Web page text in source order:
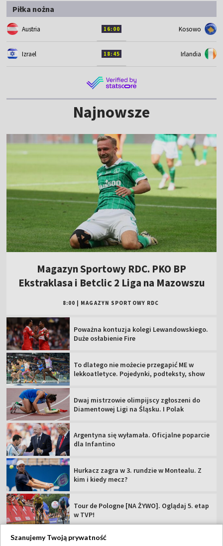
Piłka nożna
Austria 16:00 Kosowo
Izrael 18:45 Irlandia
Najnowsze
Magazyn Sportowy RDC. PKO BP
Ekstraklasa i Betclic 2 Liga na Mazowszu
8:00 MAGAZYN SPORTOWY RDC
Poważna kontuzja kolegi Lewandowskiego.
Duże osłabienie Fire
To dlatego nie możecie przegapić ME w
lekkoatletyce. Pojedynki, podteksty, show
Dwaj mistrzowie olimpijscy zgłoszeni do
Diamentowej Ligi na Śląsku. I Polak
Argentyna się wyłamała. Oficjalne poparcie
dla Infantino
Hurkacz zagra w 3. rundzie w Montealu. Z
kim i kiedy mecz?
Tour de Pologne [NA ŻYWO]. Oglądaj 5. etap
w TVP!
Szanujemy Twoją prywatność